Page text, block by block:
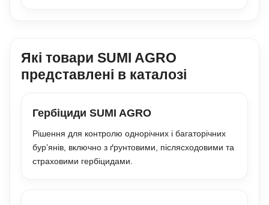
Які товари SUMI AGRO
представлені в каталозі
Гербіциди SUMI AGRO
Рішення для контролю однорічних і багаторічних
бур’янів, включно з ґрунтовими, післясходовими та
страховими гербіцидами.